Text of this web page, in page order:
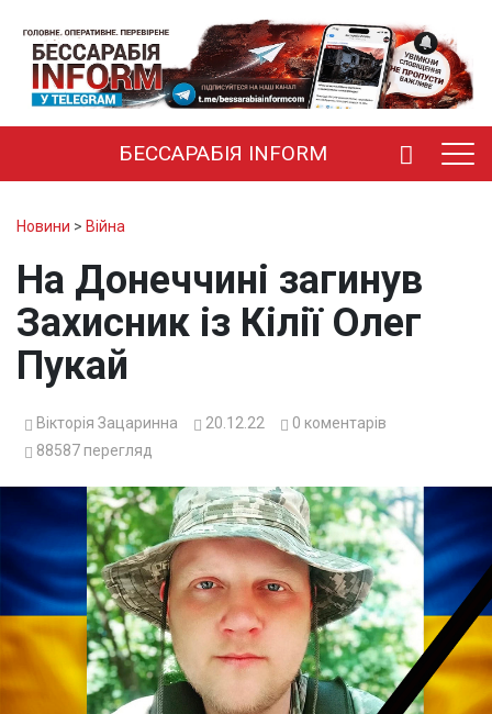
БЕССАРАБІЯ INFORM
Новини > Війна
На Донеччині загинув
Захисник із Кілії Олег
Пукай
Вікторія Зацаринна 20.12.22 0 коментарів
88587 перегляд